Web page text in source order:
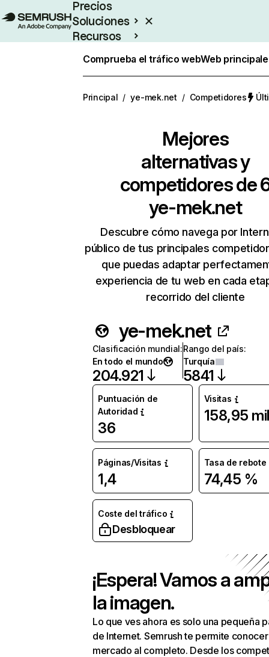
Precios
Soluciones
Recursos
Comprueba el tráfico webWeb
Principal / ye-mek.net / Competidores
Mejores
alternativas y
competidores de
ye-mek.net
Descubre cómo navega por
público de tus principales
que puedas adaptar
experiencia de tu web en cada
recorrido del cliente
ye-mek.net
Clasificación mundial:
En todo el mundo
204.921
Rango del país:
Turquía
5841
Puntuación de
Autoridad
36
Visitas
158,95 mil
Páginas/Visitas
1,4
Tasa de rebote
74,45 %
Coste del tráfico
Desbloquear
¡Espera! Vamos a
la imagen.
Lo que ves ahora es solo una pequeña
de Internet. Semrush te permite
mercado al completo. Desde los